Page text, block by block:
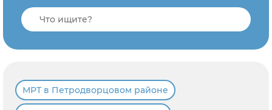
МРТ в Петродворцовом районе